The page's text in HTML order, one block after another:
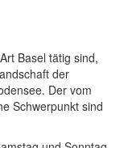
Basel tätig sind,
der
Der vom
Schwerpunkt sind